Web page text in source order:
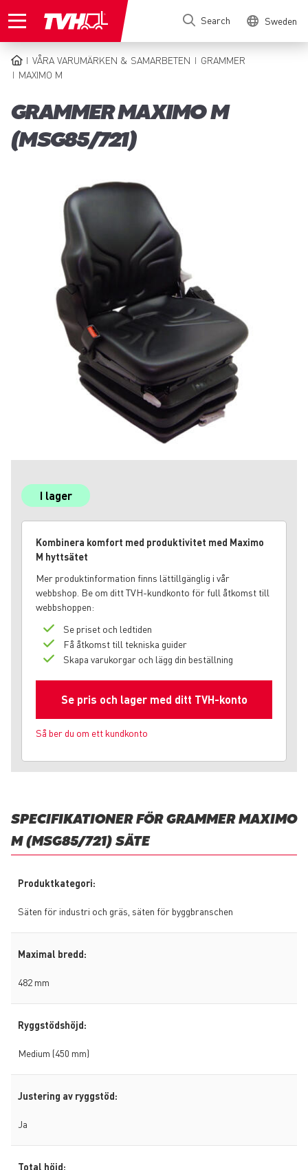
to
Search Sweden
BREADCRUMB
VÅRA VARUMÄRKEN & SAMARBETEN
GRAMMER
MAXIMO M
GRAMMER MAXIMO M
(MSG85/721)
I lager
Kombinera komfort med produktivitet med Maximo
M hyttsätet
Mer produktinformation finns lättillgänglig i vår
webbshop. Be om ditt TVH-kundkonto för full åtkomst till
webbshoppen:
Se priset och ledtiden
Få åtkomst till tekniska guider
Skapa varukorgar och lägg din beställning
Se pris och lager med ditt TVH-konto
Så ber du om ett kundkonto
SPECIFIKATIONER FÖR GRAMMER MAXIMO
M (MSG85/721) SÄTE
Produktkategori:
Säten för industri och gräs, säten för byggbranschen
Maximal bredd:
482 mm
Ryggstödshöjd:
Medium (450 mm)
Justering av ryggstöd:
Ja
Total höjd: